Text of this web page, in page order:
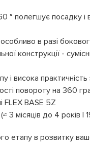
° полегшує посадку і
в разі
конструкції -
і висока
повороту на 360
FLEX BASE 5Z
3 місяців до 4 років |
етапу в розвитку